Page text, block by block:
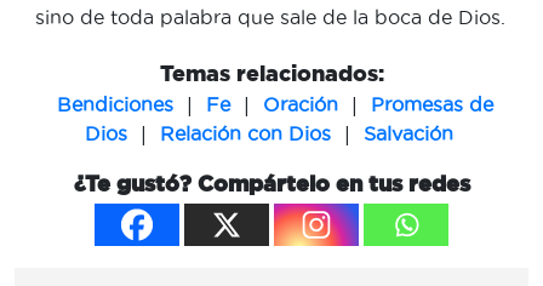
sino de toda palabra que sale de la boca de Dios.
Temas relacionados:
Bendiciones | Fe | Oración |
Promesas de
Dios
| Relación con Dios | Salvación
¿Te gustó? Compártelo en tus redes